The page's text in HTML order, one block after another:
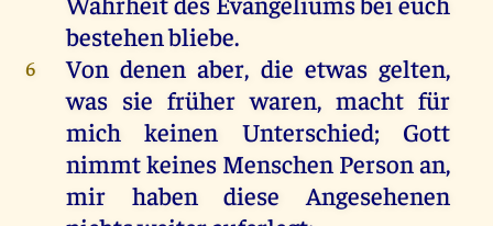
bestehenbliebe.
6 Von denen aber, die etwasgelten,
was sie früherwaren,macht für
mich
keinen Unterschied; Gott
nimmtkeines Menschen Personan,
mir
haben diese Angesehenen